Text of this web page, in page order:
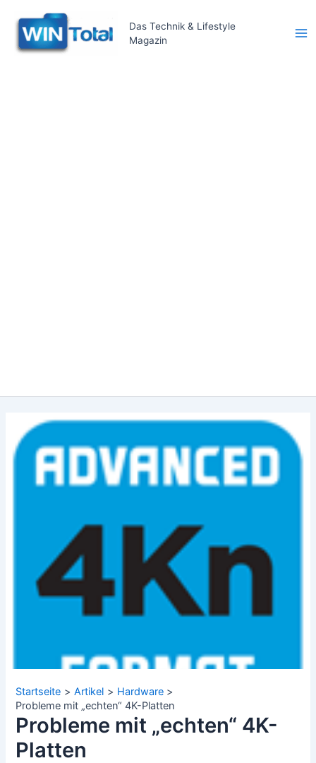
Inhalt
springen
Das Technik & Lifestyle
Magazin
Startseite Artikel
Hardware
Probleme mit „echten“ 4K-Platten
Probleme mit „echten“ 4K-
Platten